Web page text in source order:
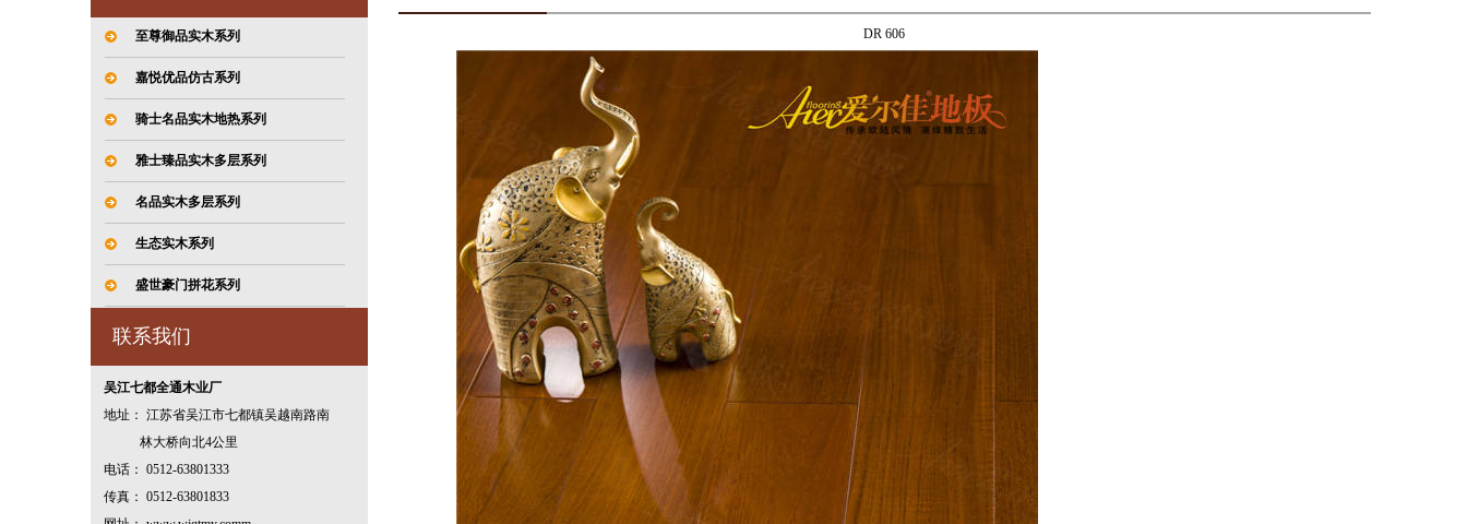
至尊御品实木系列
嘉悦优品仿古系列
骑士名品实木地热系列
雅士臻品实木多层系列
名品实木多层系列
生态实木系列
盛世豪门拼花系列
联系我们
吴江七都全通木业厂
地址： 江苏省吴江市七都镇吴越南路南
林大桥向北4公里
电话： 0512-63801333
传真： 0512-63801833
DR 606